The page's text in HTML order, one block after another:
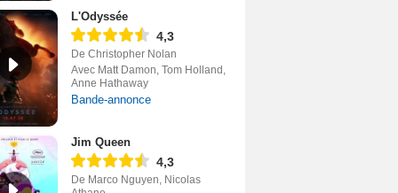
L'Odyssée
4,3
De Christopher Nolan
Avec Matt Damon, Tom Holland,
Anne Hathaway
Bande-annonce
Jim Queen
4,3
De Marco Nguyen, Nicolas